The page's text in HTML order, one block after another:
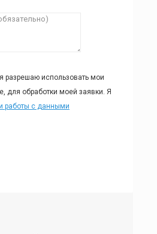
разрешаю использовать мои
для обработки моей заявки. Я
работы с данными